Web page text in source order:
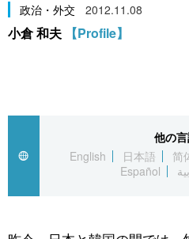
社会
旅と暮らし
暮らし
政治・外交 2012.11.08
小倉 和夫 【Profile】
他の
English
日本語 简
Español